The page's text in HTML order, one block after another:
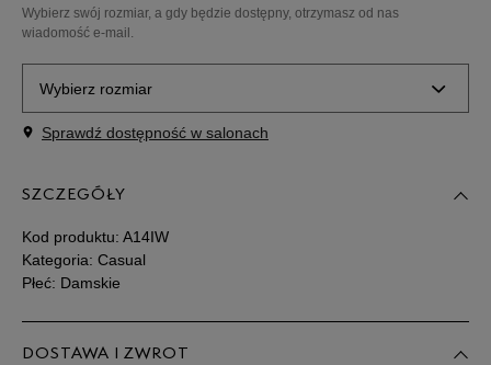
Wybierz swój rozmiar, a gdy będzie dostępny, otrzymasz od nas
wiadomość e-mail.
Wybierz rozmiar
Rozmiary EU
35,5 22 cm
36 22,5 cm
Sprawdź dostępność w salonach
SZCZEGÓŁY
Kod produktu: A14IW
Kategoria: Casual
Płeć: Damskie
DOSTAWA I ZWROT